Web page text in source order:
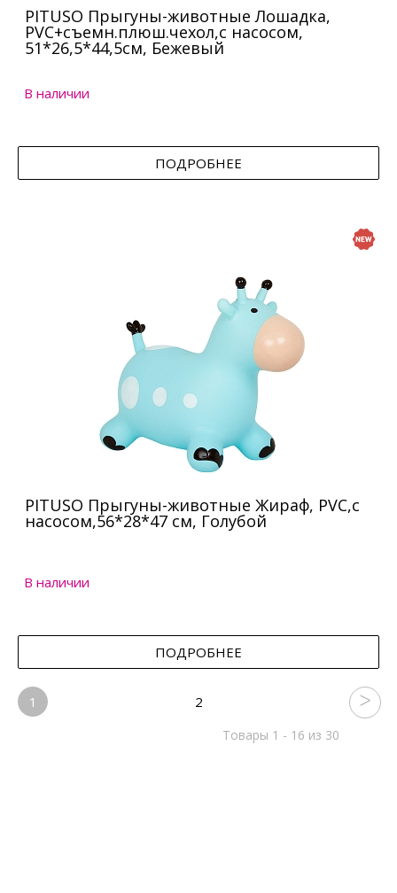
PITUSO Прыгуны-животные Лошадка,
PVC+съемн.плюш.чехол,с насосом,
51*26,5*44,5см, Бежевый
В наличии
ПОДРОБНЕЕ
PITUSO Прыгуны-животные Жираф, PVC,с
насосом,56*28*47 см, Голубой
В наличии
ПОДРОБНЕЕ
1 2
Товары 1 - 16 из 30